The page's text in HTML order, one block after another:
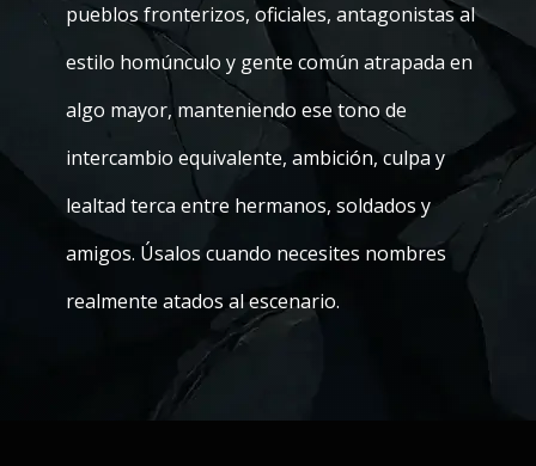
pueblos fronterizos, oficiales, antagonistas al
estilo homúnculo y gente común atrapada en
algo mayor, manteniendo ese tono de
intercambio equivalente, ambición, culpa y
lealtad terca entre hermanos, soldados y
amigos. Úsalos cuando necesites nombres
realmente atados al escenario.